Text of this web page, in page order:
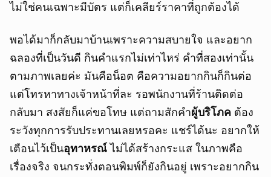
ไม่ใช่คนเฉพาะมีบัตร แต่ก็เคลียร์ราคาที่ถูกต้องได้
พอได้มาก็กลับมาบ้านเพราะความสบายใจ และอยาก
ฉลองที่เป็นวันดี กินคำแรกไม่เท่าไหร่ คำที่สองเท่านั้น
ตามภาพเลยค่ะ มันคือน็อต คือความอยากกินก็กินต่อ
แต่โทรหาทางเจ้าหน้าที่ละ รอพนักงานที่ร้านติดต่อ
กลับมา สงสัยก็แค่ขอโทษ แต่ถามสักคำผู้บริโภค ต้อง
ระวังทุกการรับประทานเลยหรอคะ แชร์ได้นะ อยากให้
เตือนไว้เป็นอุทาหรณ์ไม่ได้สร้างกระแส ในภาพคือ
เรื่องจริง จนกระทั่งตอนพิมพ์ก็ยังกินอยู่ เพราะอยากกิน